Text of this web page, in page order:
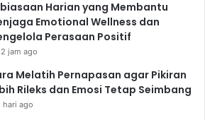
Harian yang Membantu
Emotional Wellness dan
Perasaan Positif
jam ago
Melatih Pernapasan agar Pikiran
Rileks dan Emosi Tetap Seimbang
hari ago